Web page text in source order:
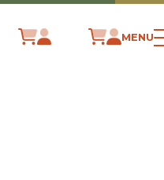
MENU